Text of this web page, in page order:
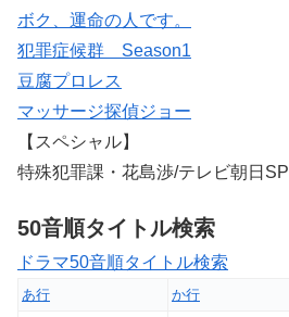
ボク、運命の人です。
犯罪症候群 Season1
豆腐プロレス
マッサージ探偵ジョー
【スペシャル】
特殊犯罪課・花島渉/テレビ朝日SP
50音順タイトル検索
ドラマ50音順タイトル検索
あ行 か行